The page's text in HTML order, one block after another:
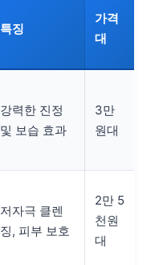
특징
가격
대
강력한 진정
및 보습 효과
3만
원대
저자극 클렌
징, 피부 보호
2만 5
천원
대